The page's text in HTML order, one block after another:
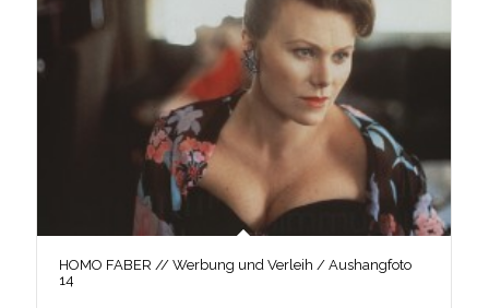
HOMO FABER // Werbung und Verleih / Aushangfoto
14